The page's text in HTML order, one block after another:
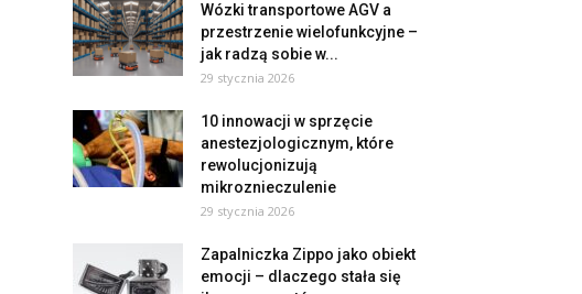
Wózki transportowe AGV a
przestrzenie wielofunkcyjne –
jak radzą sobie w...
29 stycznia 2026
10 innowacji w sprzęcie
anestezjologicznym, które
rewolucjonizują
mikroznieczulenie
29 stycznia 2026
Zapalniczka Zippo jako obiekt
emocji – dlaczego stała się